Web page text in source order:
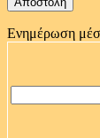
Ενημέρωση